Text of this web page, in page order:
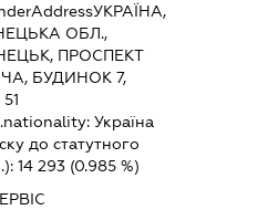
УКРАЇНА,
ОБЛ.,
ПРОСПЕКТ
БУДИНОК 7,
Україна
до статутного
14 293 (0.985 %)